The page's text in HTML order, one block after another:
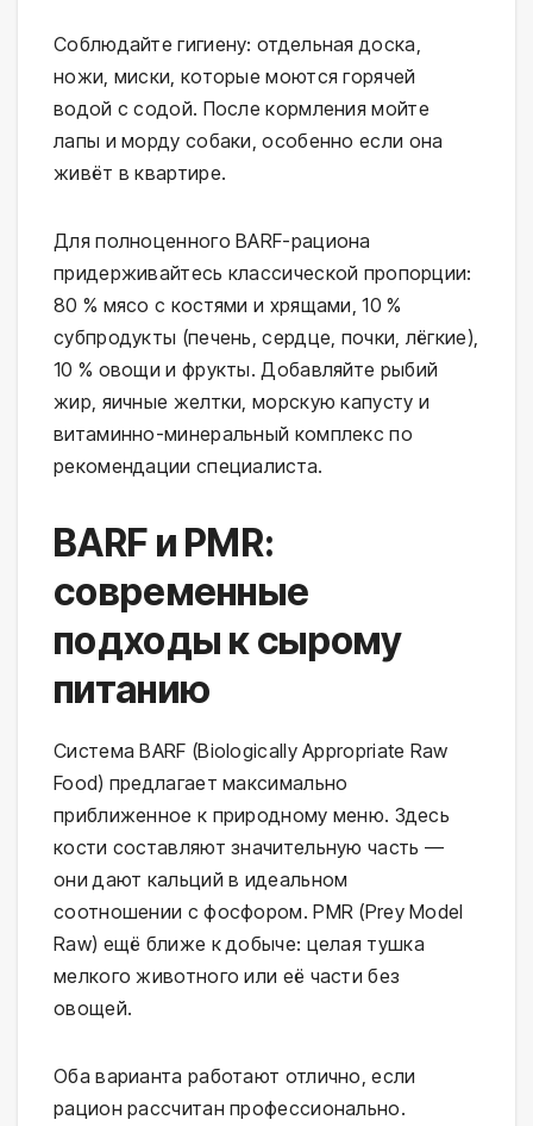
Соблюдайте гигиену: отдельная доска,
ножи, миски, которые моются горячей
водой с содой. После кормления мойте
лапы и морду собаки, особенно если она
живёт в квартире.
Для полноценного BARF-рациона
придерживайтесь классической пропорции:
80 % мясо с костями и хрящами, 10 %
субпродукты (печень, сердце, почки, лёгкие),
10 % овощи и фрукты. Добавляйте рыбий
жир, яичные желтки, морскую капусту и
витаминно-минеральный комплекс по
рекомендации специалиста.
BARF и PMR:
современные
подходы к сырому
питанию
Система BARF (Biologically Appropriate Raw
Food) предлагает максимально
приближенное к природному меню. Здесь
кости составляют значительную часть —
они дают кальций в идеальном
соотношении с фосфором. PMR (Prey Model
Raw) ещё ближе к добыче: целая тушка
мелкого животного или её части без
овощей.
Оба варианта работают отлично, если
рацион рассчитан профессионально.